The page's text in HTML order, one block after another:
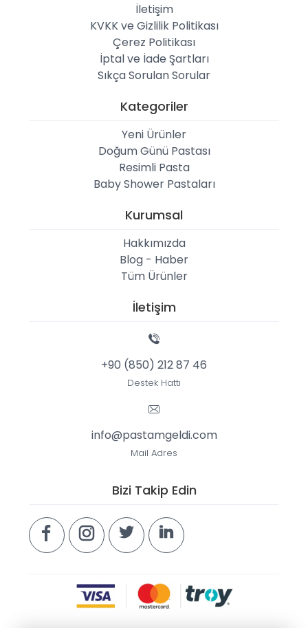
İletişim
KVKK ve Gizlilik Politikası
Çerez Politikası
İptal ve İade Şartları
Sıkça Sorulan Sorular
Kategoriler
Yeni Ürünler
Doğum Günü Pastası
Resimli Pasta
Baby Shower Pastaları
Kurumsal
Hakkımızda
Blog - Haber
Tüm Ürünler
İletişim
+90 (850) 212 87 46
Destek Hattı
info@pastamgeldi.com
Mail Adres
Bizi Takip Edin